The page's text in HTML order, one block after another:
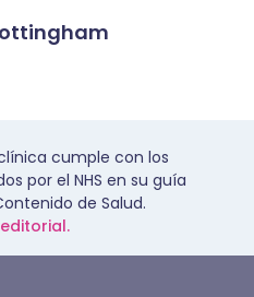
cumple con los
por el NHS en su guía
de Salud.